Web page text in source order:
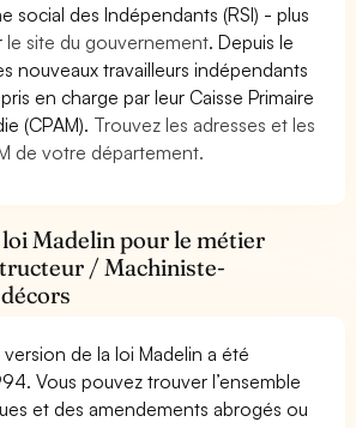
social des Indépendants (RSI) - plus
le site du gouvernement. Depuis le
nouveaux travailleurs indépendants
en charge par leur Caisse Primaire
(CPAM). Trouvez les adresses et les
de votre département.
Madelin pour le métier
/ Machiniste-
de la loi Madelin a été
Vous pouvez trouver l’ensemble
et des amendements abrogés ou